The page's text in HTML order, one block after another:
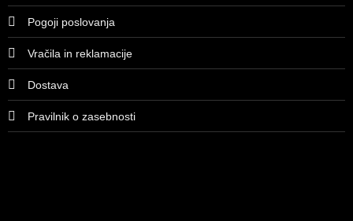
Pogoji poslovanja
Vračila in reklamacije
Dostava
Pravilnik o zasebnosti